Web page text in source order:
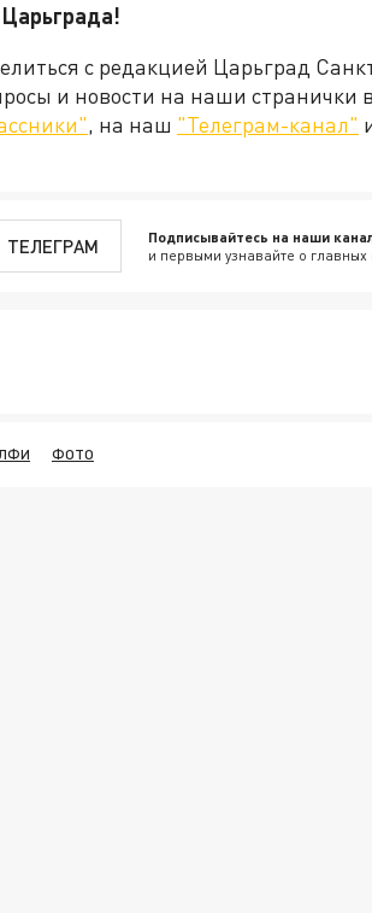
с редакцией Царьград
и новости на наши странички
, на наш "Телеграм-канал"
ТЕЛЕГРАМ Подписывайтесь на наши
и первыми узнавайте о
ФОТО